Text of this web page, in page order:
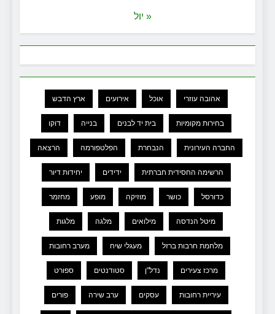
« יול
אהובה עוזרי אוכל אירועים ארץ הדבש
בחירות מקומיות בית יד לבנים בנייה דוקו
החברה העירונית הנבחרת הפלטפורמה הרצאה
הרשימה החסידית חברתית ידידים יחידות דיור
כדורסל כושר מוזיקה מופע מחזמר
מיטל הנדסה מילואים מלגה מלגות
מלחמת חרבות ברזל מעגלי שיח מערב רחובות
מרכז צעירים נדל"ן סטודנטים ספורט
עיריית רחובות עסקים ערב שירה פורים